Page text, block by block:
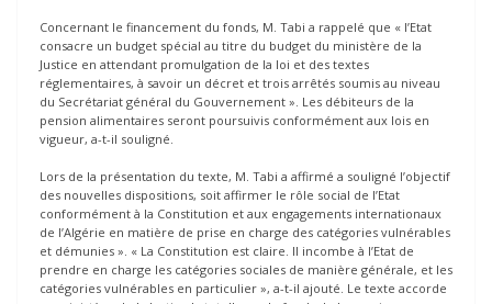
Concernant le financement du fonds, M. Tabi a rappelé que « l’Etat
consacre un budget spécial au titre du budget du ministère de la
Justice en attendant promulgation de la loi et des textes
réglementaires, à savoir un décret et trois arrêtés soumis au niveau
du Secrétariat général du Gouvernement ». Les débiteurs de la
pension alimentaires seront poursuivis conformément aux lois en
vigueur, a-t-il souligné.
Lors de la présentation du texte, M. Tabi a affirmé a souligné l’objectif
des nouvelles dispositions, soit affirmer le rôle social de l’Etat
conformément à la Constitution et aux engagements internationaux
de l’Algérie en matière de prise en charge des catégories vulnérables
et démunies ». « La Constitution est claire. Il incombe à l’Etat de
prendre en charge les catégories sociales de manière générale, et les
catégories vulnérables en particulier », a-t-il ajouté. Le texte accorde